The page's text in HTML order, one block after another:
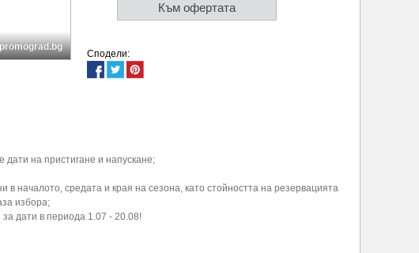
Към офертата
Сподели:
на пристигане и напускане;
в началото, средата и края на сезона, като стойността на резервацията
избора;
дати в периода 1.07 - 20.08!